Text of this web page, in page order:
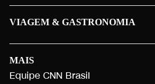
MAIS
Equipe CNN Brasil
VIAGEM & GASTRONOMIA